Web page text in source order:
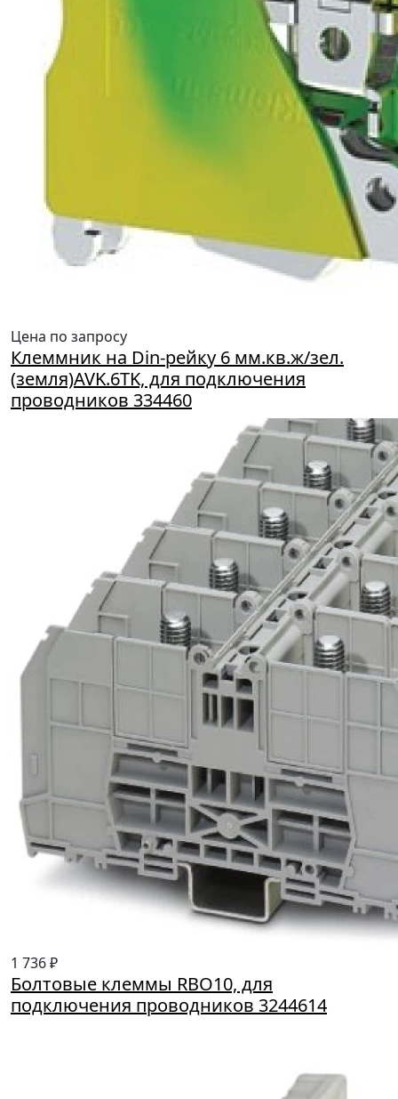
Цена по запросу
Клеммник на Din-рейку 6 мм.кв.ж/зел.
(земля)AVK.6TK, для подключения
проводников 334460
1 736 ₽
Болтовые клеммы RBO10, для
подключения проводников 3244614